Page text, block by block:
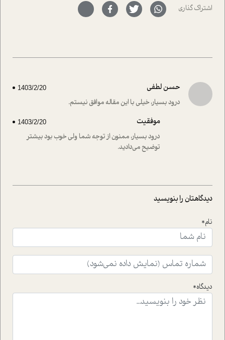
سر نهاده است و نیز کرامت عزیز زاده؛ سفیر صلح و دوستی که
با رکاب زدن در بیش از هفتاد کشور و کاشتن درخت، به نماد
ای که به زندگی شگفت انگیز جین گودال و تاثیرات کاوش های
واقعی در ارتباط با اختلال شخصیت اسکزوئید و مشکلات و نیز
راهکارهای حل آن قرار می دهد که در اتاق درمان اتفاق افتاده
اند تا در کنار مطالب سرگرمی و انگیزشی، شما را با بهترین و
موثرترین راهکارهای استفاده از هوش مصنوعی در حوزه های
مختلف کسب و کار آشنا کنند.
اشتراک گذاری
حسن لطفی 1403/2/20
درود بسیار، خیلی با این مقاله موافق نیستم.
موفقیت 1403/2/20
درود بسیار، ممنون از توجه شما ولی خوب بود بیشتر
توضیح می‌دادید.
دیدگاهتان را بنویسید
نام*
دیدگاه*